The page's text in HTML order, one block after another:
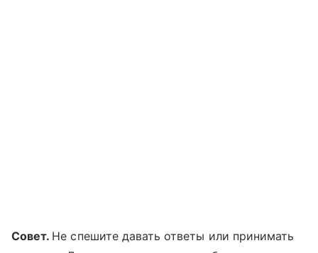
Совет. Не спешите давать ответы или принимать